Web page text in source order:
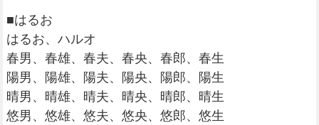
■はるお
はるお、ハルオ
春男、春雄、春夫、春央、春郎、春生
陽男、陽雄、陽夫、陽央、陽郎、陽生
晴男、晴雄、晴夫、晴央、晴郎、晴生
悠男、悠雄、悠夫、悠央、悠郎、悠生